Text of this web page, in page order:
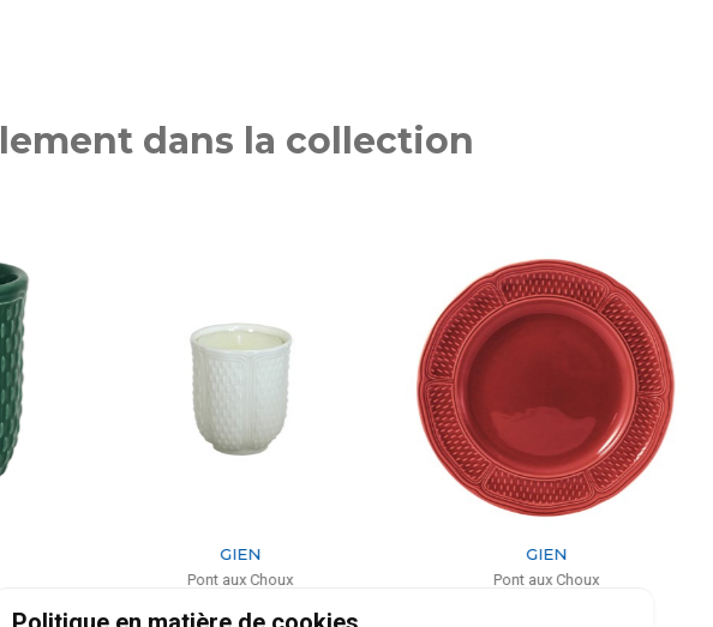
dans la collection
GIEN
Pont aux Choux
Bougie Parfumée kaolin blanc
GIEN
Pont aux Choux